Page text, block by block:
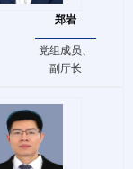
郑岩
党组成员、
副厅长